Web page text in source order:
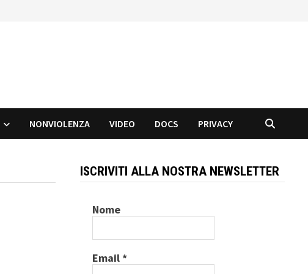
NONVIOLENZA VIDEO DOCS PRIVACY
ISCRIVITI ALLA NOSTRA NEWSLETTER
Nome
Email*